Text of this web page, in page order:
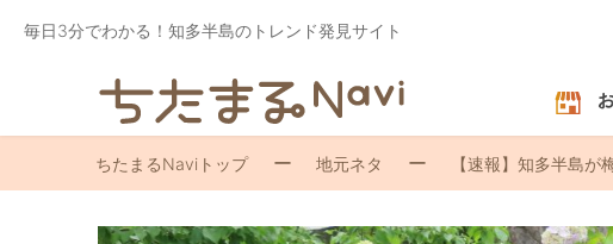
毎日3分でわかる！知多半島のトレンド発見サイト
ちたまるNaviトップ 地元ネタ 【速報】知多半島